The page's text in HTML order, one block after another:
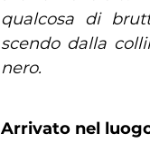
qualcosa di
scendo dalla
nero.
Arrivato nel